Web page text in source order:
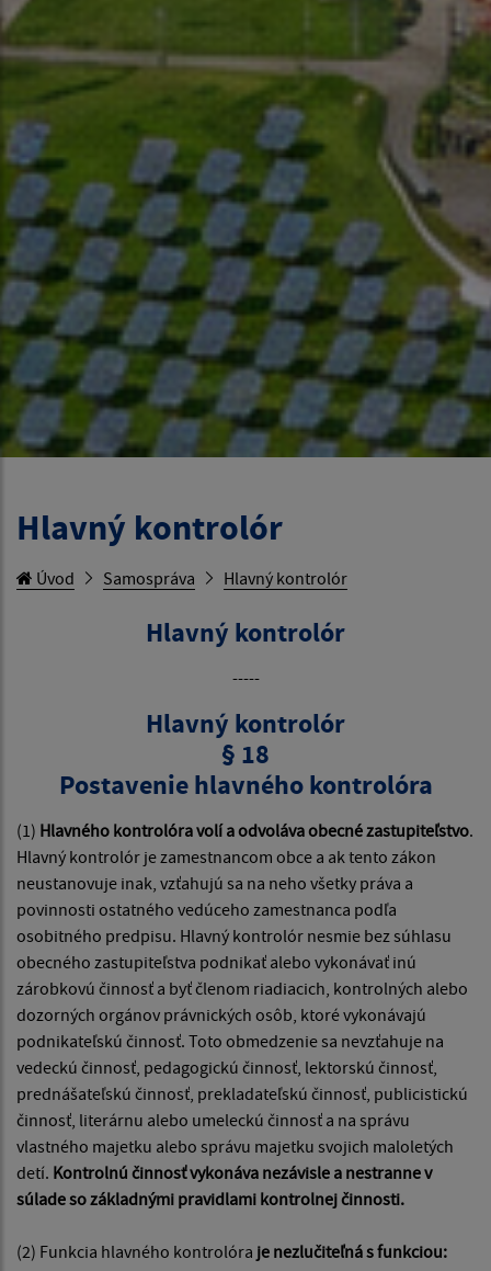
Hlavný kontrolór
Úvod Samospráva Hlavný kontrolór
Hlavný kontrolór
-----
Hlavný kontrolór
§ 18
Postavenie hlavného kontrolóra
(1) Hlavného kontrolóra volí a odvoláva obecné zastupiteľstvo.
Hlavný kontrolór je zamestnancom obce a ak tento zákon
neustanovuje inak, vzťahujú sa na neho všetky práva a
povinnosti ostatného vedúceho zamestnanca podľa
osobitného predpisu. Hlavný kontrolór nesmie bez súhlasu
obecného zastupiteľstva podnikať alebo vykonávať inú
zárobkovú činnosť a byť členom riadiacich, kontrolných alebo
dozorných orgánov právnických osôb, ktoré vykonávajú
podnikateľskú činnosť. Toto obmedzenie sa nevzťahuje na
vedeckú činnosť, pedagogickú činnosť, lektorskú činnosť,
prednášateľskú činnosť, prekladateľskú činnosť, publicistickú
činnosť, literárnu alebo umeleckú činnosť a na správu
vlastného majetku alebo správu majetku svojich maloletých
detí. Kontrolnú činnosť vykonáva nezávisle a nestranne v
súlade so základnými pravidlami kontrolnej činnosti.
(2) Funkcia hlavného kontrolóra je nezlučiteľná s funkciou: